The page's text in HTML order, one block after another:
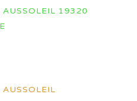
19320